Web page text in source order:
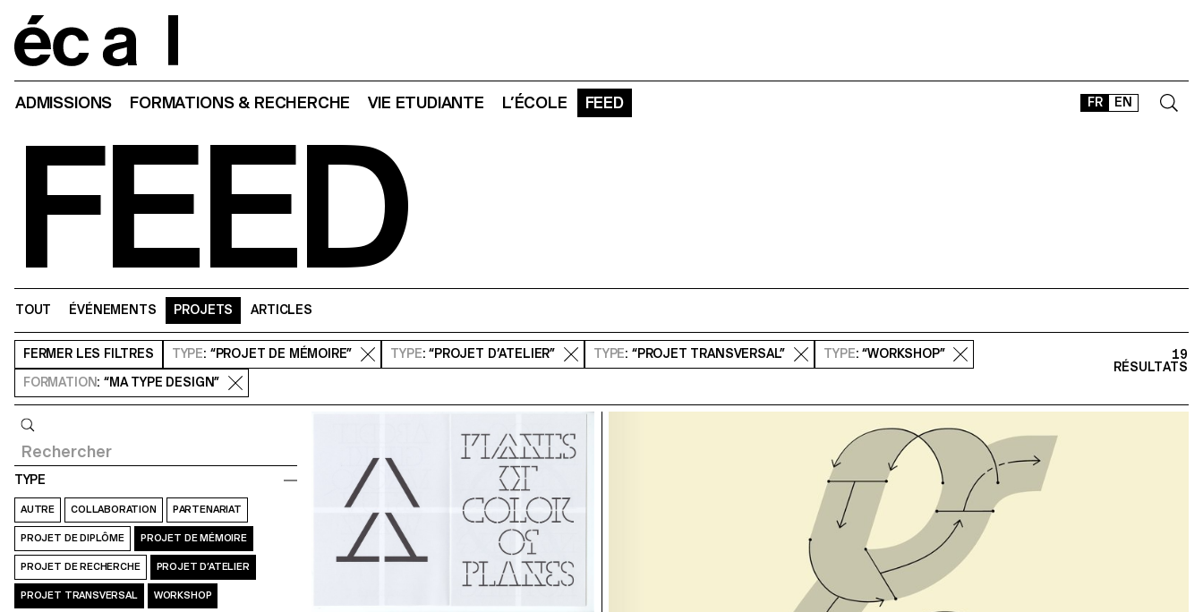
FR EN
ADMISSIONS FORMATIONS & RECHERCHE VIE ETUDIANTE L’ÉCOLE FEED
FEED
TOUT ÉVÉNEMENTS PROJETS ARTICLES
FERMER LES FILTRES TYPE: “PROJET DE MÉMOIRE” TYPE: “PROJET D’ATELIER” TYPE: “PROJET TRANSVERSAL” TYPE: “WORKSHOP”
FORMATION: “MA TYPE DESIGN”
19
RÉSULTATS
TYPE
AUTRE COLLABORATION PARTENARIAT
PROJET DE DIPLÔME PROJET DE MÉMOIRE
PROJET DE RECHERCHE PROJET D’ATELIER
PROJET TRANSVERSAL WORKSHOP